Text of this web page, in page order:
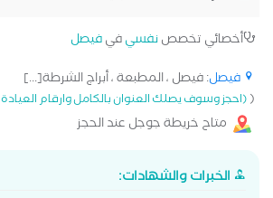
أخصائي تخصصنفسيفيفيصل
فيصل: فيصل ، المطبعة ، أبراج الشرطة[...]
((احجز وسوف يصلك العنوان بالكامل وارقام العيادة
متاح خريطة جوجل عند الحجز
الخبرات والشهادات: